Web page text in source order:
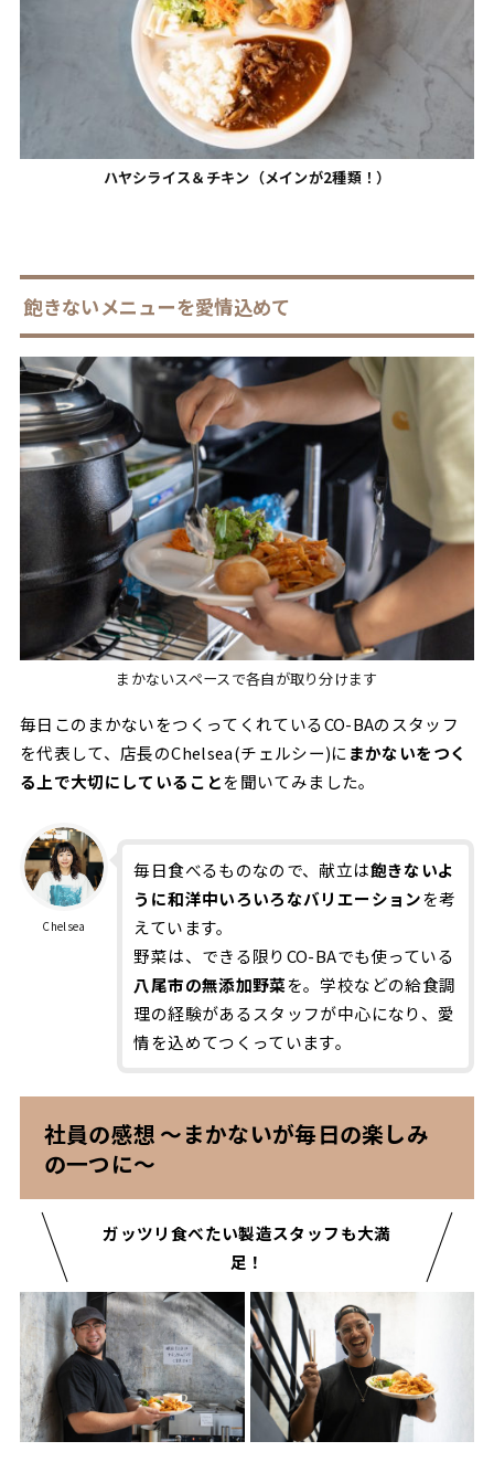
ハヤシライス＆チキン（メインが2種類！）
飽きないメニューを愛情込めて
まかないスペースで各自が取り分けます
毎日このまかないをつくってくれているCO-BAのスタッフ
を代表して、店長のChelsea(チェルシー)にまかないをつく
る上で大切にしていることを聞いてみました。
Chelsea
毎日食べるものなので、献立は飽きないよ
うに和洋中いろいろなバリエーションを考
えています。
野菜は、できる限りCO-BAでも使っている
八尾市の無添加野菜を。学校などの給食調
理の経験があるスタッフが中心になり、愛
情を込めてつくっています。
社員の感想 ～まかないが毎日の楽しみ
の一つに～
ガッツリ食べたい製造スタッフも大満
足！